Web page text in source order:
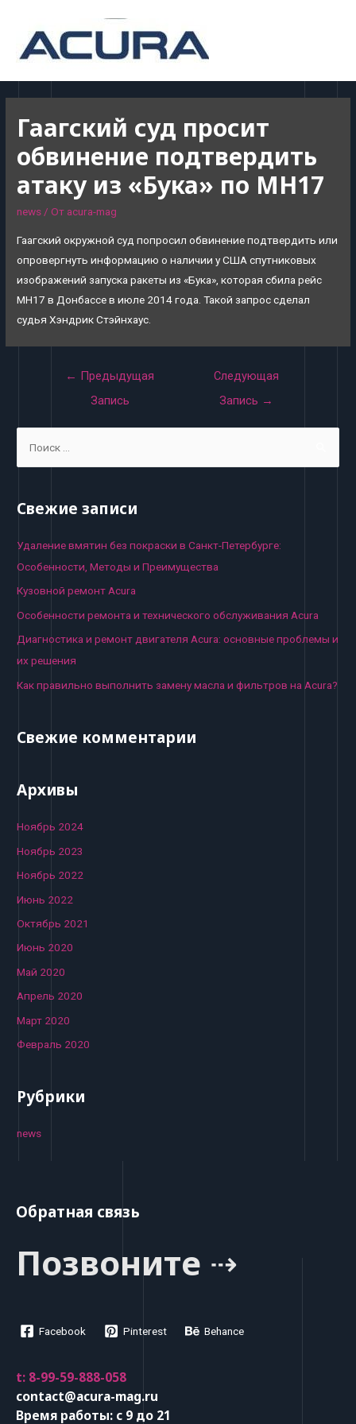
Гаагский суд просит
обвинение подтвердить
атаку из «Бука» по MH17
news/ От acura-mag
Гаагский окружной суд попросил обвинение подтвердить или
опровергнуть информацию о наличии у США спутниковых
изображений запуска ракеты из «Бука», которая сбила рейс
MH17 в Донбассе в июле 2014 года. Такой запрос сделал
судья Хэндрик Стэйнхаус.
Навигация
← Предыдущая
Запись
Следующая
Запись →
r
h
f
o
Свежие записи
Удаление вмятин без покраски в Санкт-Петербурге:
Особенности, Методы и Преимущества
Кузовной ремонт Acura
Особенности ремонта и технического обслуживания Acura
Диагностика и ремонт двигателя Acura: основные проблемы и
их решения
Как правильно выполнить замену масла и фильтров на Acura?
Свежие комментарии
Архивы
Ноябрь 2024
Ноябрь 2023
Ноябрь 2022
Июнь 2022
Октябрь 2021
Июнь 2020
Май 2020
Апрель 2020
Март 2020
Февраль 2020
Рубрики
news
Обратная связь
Позвоните ⇢
Facebook Pinterest Behance
t: 8-99-59-888-058
contact@acura-mag.ru
Время работы: с 9 до 21